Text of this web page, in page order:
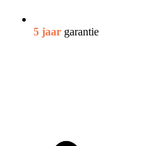
5 jaar garantie